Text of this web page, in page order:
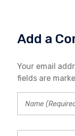
Add a
Your email
fields are